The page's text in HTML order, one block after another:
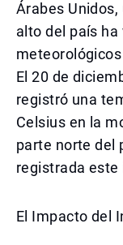
Árabes
alto del país
El 20 de
registró una
Celsius en la
parte norte del
registrada este
El Impacto del